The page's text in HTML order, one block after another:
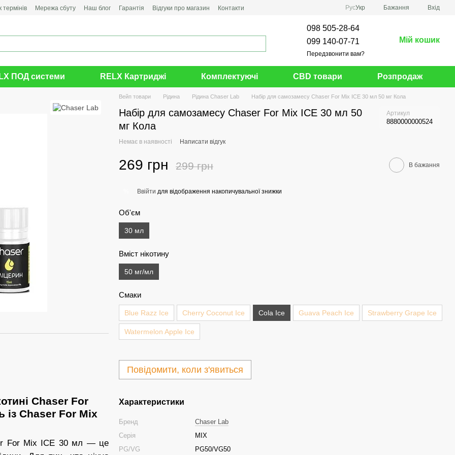
Мережа сбуту Наш блог Гарантія Відгуки про магазин Контакти РусУкр Бажання Вхід
098 505-28-64
099 140-07-71
Передзвонити вам?
Мій кошик
ПОД системи RELX Картриджі Комплектуючі CBD товари Розпродаж
Chaser For
із Chaser For Mix
For Mix ICE 30 мл — це
Вейп товари Рідина Рідина Chaser Lab Набір для самозамесу Chaser For Mix ICE 30 мл 50 мг Кола
Набір для самозамесу Chaser For Mix ICE 30 мл 50
мг Кола
Артикул
8880000000524
Немає в наявності Написати відгук
269 грн 299 грн В бажання
Ввійти для відображення накопичувальної знижки
Об'єм
30 мл
Вміст нікотину
50 мг/мл
Смаки
Blue Razz Ice Cherry Coconut Ice Cola Ice Guava Peach Ice Strawberry Grape Ice
Watermelon Apple Ice
Повідомити, коли з'явиться
Характеристики
Бренд
Chaser Lab
Серія
MIX
PG/VG
PG50/VG50